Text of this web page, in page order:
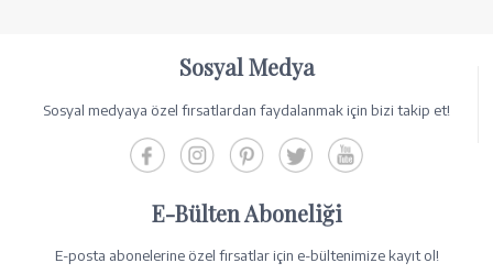
Sosyal Medya
Sosyal medyaya özel fırsatlardan faydalanmak için bizi takip et!
E-Bülten Aboneliği
E-posta abonelerine özel fırsatlar için e-bültenimize kayıt ol!